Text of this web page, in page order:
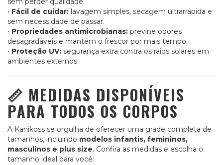
• Fácil de cuidar: lavagem simples, secagem ultrarrápida e
sem necessidade de passar.
• Propriedades antimicrobianas: previne odores
desagradáveis e mantém o frescor por mais tempo.
• Proteção UV: segurança extra contra os raios solares em
ambientes externos.
📏 MEDIDAS DISPONÍVEIS
PARA TODOS OS CORPOS
A Kanikoss se orgulha de oferecer uma grade completa de
tamanhos, incluindo modelos infantis, femininos,
masculinos e plus size. Confira as medidas e escolha o
tamanho ideal para você: